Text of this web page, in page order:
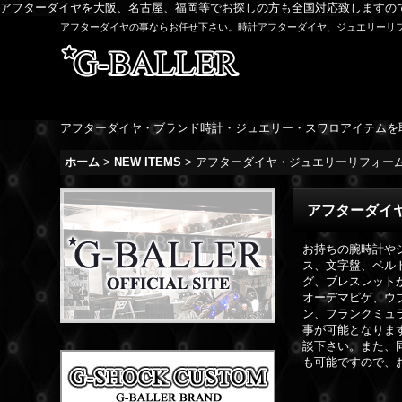
アフターダイヤを大阪、名古屋、福岡等でお探しの方も全国対応致します
アフターダイヤの事ならお任せ下さい。時計アフターダイヤ、ジュエリーリ
アフターダイヤ・ブランド時計・ジュエリー・スワロアイテムを
ホーム > NEW ITEMS > アフターダイヤ・ジュエリーリフォー
アフターダイ
お持ちの腕時計や
ス、文字盤、ベル
グ、ブレスレット
オーデマピゲ、ウ
ン、フランクミュ
事が可能となりま
談下さい。また、
も可能ですので、